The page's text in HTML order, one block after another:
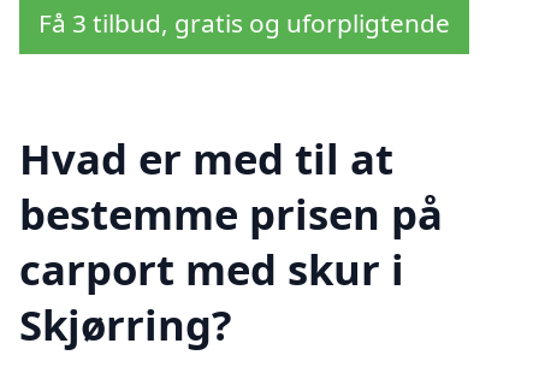
Få 3 tilbud, gratis og uforpligtende
Hvad er med til at
bestemme prisen på
carport med skur i
Skjørring?